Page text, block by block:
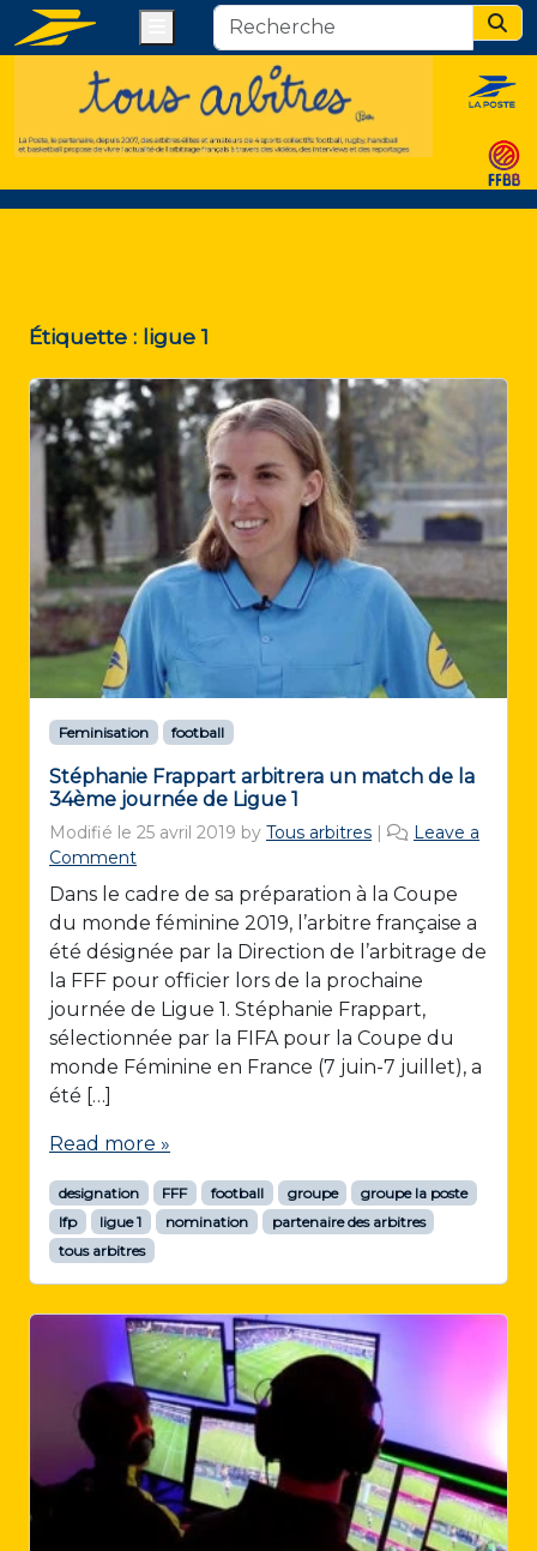
Étiquette : ligue 1
Feminisation football
Stéphanie Frappart arbitrera un match de la
34ème journée de Ligue 1
Modifié le 25 avril 2019 by Tous arbitres |
Leave a
Comment
Dans le cadre de sa préparation à la Coupe
du monde féminine 2019, l’arbitre française a
été désignée par la Direction de l’arbitrage de
la FFF pour officier lors de la prochaine
journée de Ligue 1. Stéphanie Frappart,
sélectionnée par la FIFA pour la Coupe du
monde Féminine en France (7 juin-7 juillet), a
été […]
Read more »
designation FFF football groupe
groupe la poste
lfp
ligue 1 nomination
partenaire des arbitres
tous arbitres